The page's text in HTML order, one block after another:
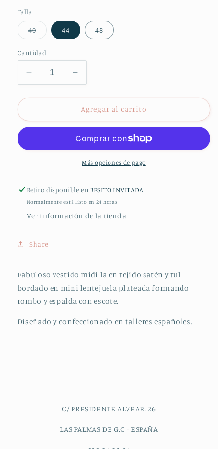
Talla
40Variante
agotada
no
disponible
44 48
Cantidad
Reducir
cantidad
para
AMORINO
Aumentar
cantidad
para
VESTIDO
AMORINO
Agregar al carrito
Más opciones de pago
Retiro disponible enBESITO INVITADA
Normalmente está listo en 24 horas
Ver información de la tienda
Share
Fabuloso vestido midi la en tejido satén y tul
bordado en mini lentejuela plateada formando
rombo y espalda con escote.
Diseñado y confeccionado en talleres españoles.
C/ PRESIDENTE ALVEAR, 26
LAS PALMAS DE G.C - ESPAÑA